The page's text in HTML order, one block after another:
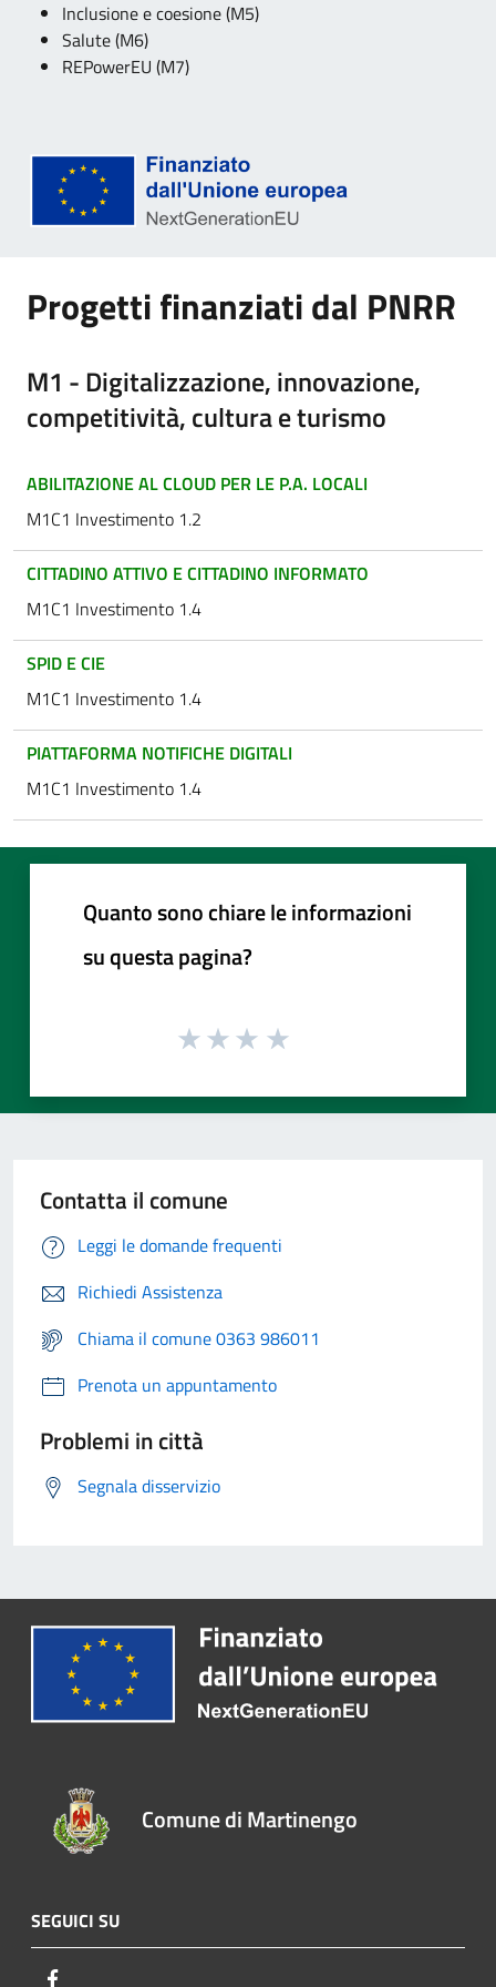
Inclusione e coesione (M5)
Salute (M6)
REPowerEU (M7)
Progetti finanziati dal PNRR
M1 - Digitalizzazione, innovazione,
competitività, cultura e turismo
ABILITAZIONE AL CLOUD PER LE P.A. LOCALI
M1C1 Investimento 1.2
CITTADINO ATTIVO E CITTADINO INFORMATO
M1C1 Investimento 1.4
SPID E CIE
M1C1 Investimento 1.4
PIATTAFORMA NOTIFICHE DIGITALI
M1C1 Investimento 1.4
Quanto sono chiare le informazioni
su questa pagina?
Contatta il comune
Leggi le domande frequenti
Richiedi Assistenza
Chiama il comune 0363 986011
Prenota un appuntamento
Problemi in città
Segnala disservizio
Comune di Martinengo
SEGUICI SU